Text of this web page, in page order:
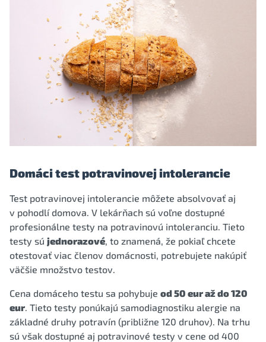
Domáci test potravinovej intolerancie
Test potravinovej intolerancie môžete absolvovať aj
v pohodlí domova. V lekárňach sú voľne dostupné
profesionálne testy na potravinovú intoleranciu. Tieto
testy sú jednorazové , to znamená, že pokiaľ chcete
otestovať viac členov domácnosti, potrebujete nakúpiť
väčšie množstvo testov.
Cena domáceho testu sa pohybuje od 50 eur až do 120
eur. Tieto testy ponúkajú samodiagnostiku alergie na
základné druhy potravín (približne 120 druhov). Na trhu
sú však dostupné aj potravinové testy v cene od 400